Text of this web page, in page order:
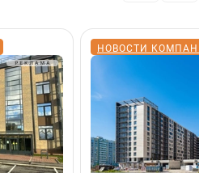
НОВОСТИ